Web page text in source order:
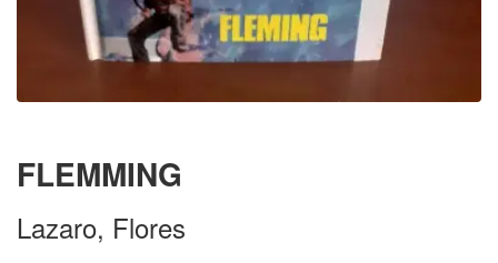
FLEMMING
Lazaro, Flores